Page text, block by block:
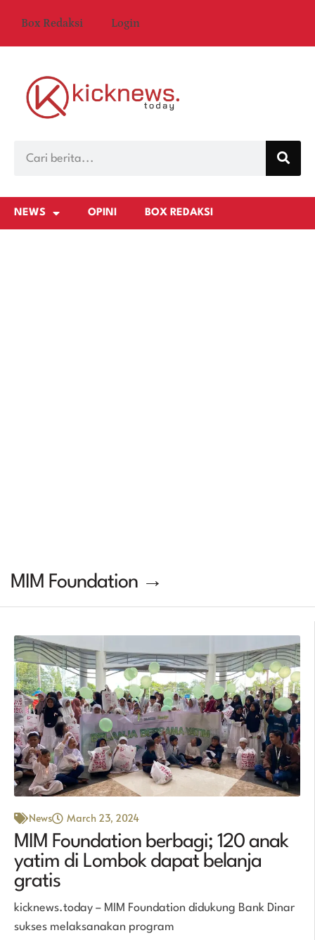
Box Redaksi Login
NEWS OPINI BOX REDAKSI
MIM Foundation →
News March 23, 2024
MIM Foundation berbagi; 120 anak
yatim di Lombok dapat belanja
gratis
kicknews.today – MIM Foundation didukung Bank Dinar
sukses melaksanakan program